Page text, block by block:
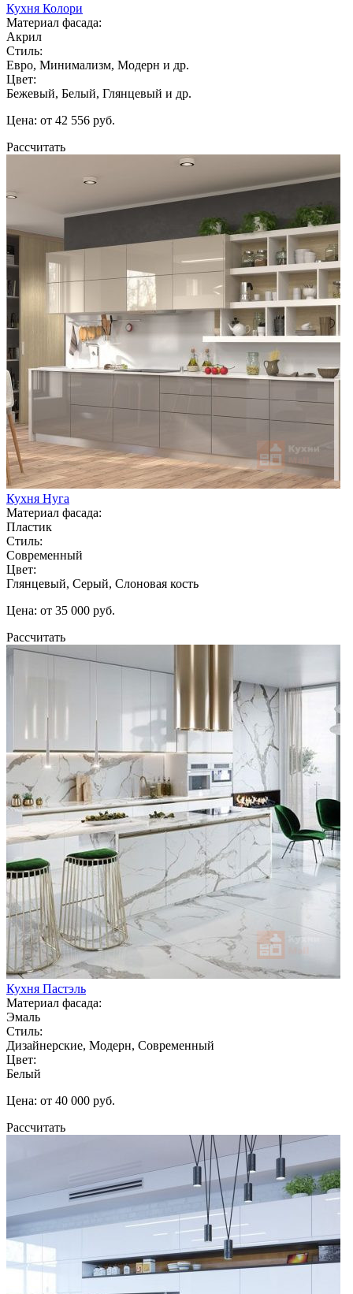
Кухня Колори
Материал фасада:
Акрил
Стиль:
Евро, Минимализм, Модерн и др.
Цвет:
Бежевый, Белый, Глянцевый и др.
Цена: от 42 556 руб.
Рассчитать
Кухня Нуга
Материал фасада:
Пластик
Стиль:
Современный
Цвет:
Глянцевый, Серый, Слоновая кость
Цена: от 35 000 руб.
Рассчитать
Кухня Пастэль
Материал фасада:
Эмаль
Стиль:
Дизайнерские, Модерн, Современный
Цвет:
Белый
Цена: от 40 000 руб.
Рассчитать